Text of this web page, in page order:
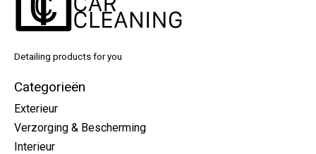
Detailing products for you
Categorieën
Exterieur
Verzorging & Bescherming
Interieur